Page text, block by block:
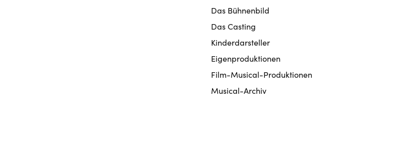
Das Bühnenbild
Das Casting
Kinderdarsteller
Eigenproduktionen
Film-Musical-Produktionen
Musical-Archiv